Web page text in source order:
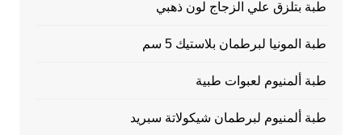
طبة بتلزق علي الزجاج لون ذهبي
طبة المونيا لبرطمان بلاستيك 5 سم
طبة ألمنيوم لعبوات طبية
طبة ألمنيوم لبرطمان شيكولاتة سبريد